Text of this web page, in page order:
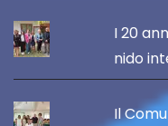
I 20
nido
Il